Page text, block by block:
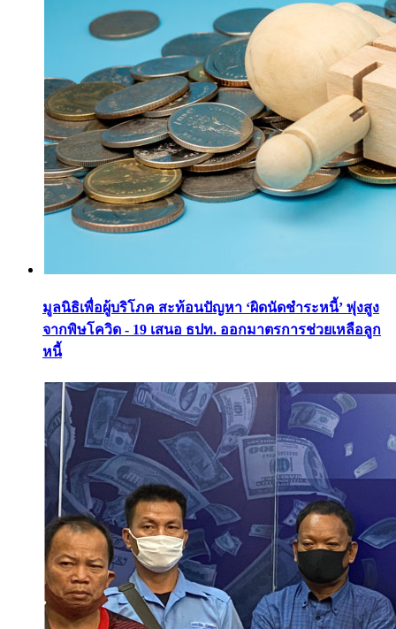
มูลนิธิเพื่อผู้บริโภค สะท้อนปัญหา ‘ผิดนัดชำระหนี้’ พุ่งสูง
จากพิษโควิด - 19 เสนอ ธปท. ออกมาตรการช่วยเหลือลูก
หนี้